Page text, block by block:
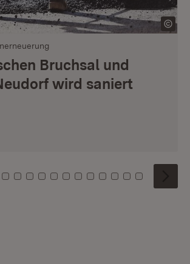
Bruchsal und
wird saniert
0 1
Kachel: 2
Zu Kachel: 3
Zu Kachel: 4
Zu Kachel: 5
Zu Kachel: 6
Zu Kachel: 7
Zu Kachel: 8
Zu Kachel: 9
Zu Kachel: 10
Zu Kachel: 11
Zu Kachel: 12
Zu Kachel:
Zu